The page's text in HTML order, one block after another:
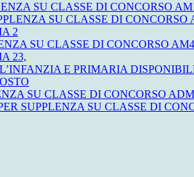
SU CLASSE DI CONCORSO
SU CLASSE DI
2
SU CLASSE DI CONCORSO
23,
E PRIMARIA
SU CLASSE DI CONCORSO
SUPPLENZA SU CLASSE DI